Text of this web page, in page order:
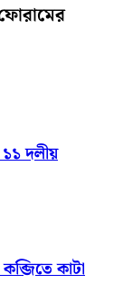
১১ দলীয়
কাটা